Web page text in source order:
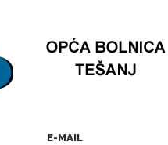
E-MAIL